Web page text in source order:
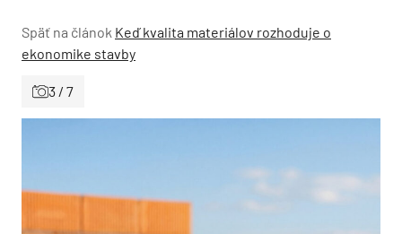
Späť na článok Keď kvalita materiálov rozhoduje o
ekonomike stavby
3 / 7